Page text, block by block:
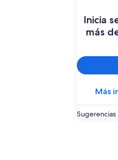
Inicia
más
Más
Sugerencias